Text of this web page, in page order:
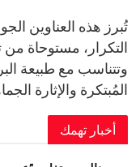
تُبرز هذه العناوين
التكرار، مستوحاة
وتتناسب مع طبيعة
المُبتكرة والإثارة
أخبار تهمك